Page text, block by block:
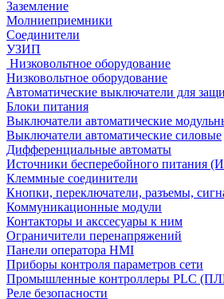
Заземление
Молниеприемники
Соединители
УЗИП
Низковольтное оборудование
Низковольтное оборудование
Автоматические выключатели для
Блоки питания
Выключатели автоматические
Выключатели автоматические силовые
Дифференциальные автоматы
Источники бесперебойного питания
Клеммные соединители
Кнопки, переключатели, разъемы,
Коммуникационные модули
Контакторы и акссесуары к ним
Ограничители перенапряжений
Панели оператора HMI
Приборы контроля параметров сети
Промышленные контроллеры PLC
Реле безопасности